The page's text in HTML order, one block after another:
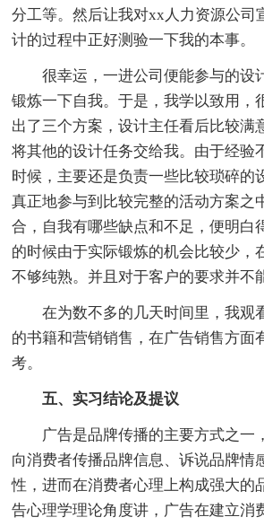
分工等。然后让我对xx人力资源公司
计的过程中正好测验一下我的本事。
很幸运，一进公司便能参与的设
锻炼一下自我。于是，我学以致用，
出了三个方案，设计主任看后比较满
将其他的设计任务交给我。由于经验
时候，主要还是负责一些比较琐碎的
真正地参与到比较完整的活动方案之
合，自我有哪些缺点和不足，便明白
的时候由于实际锻炼的机会比较少，
不够纯熟。并且对于客户的要求并不
在为数不多的几天时间里，我观
的书籍和营销销售，在广告销售方面
考。
五、实习结论及提议
广告是品牌传播的主要方式之一
向消费者传播品牌信息、诉说品牌情
性，进而在消费者心理上构成强大的
告心理学理论角度讲，广告在建立消